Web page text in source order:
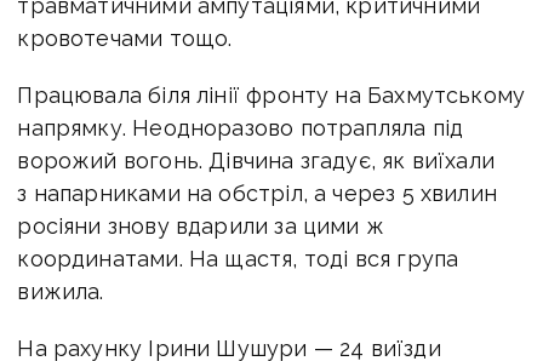
травматичними ампутаціями, критичними
кровотечами тощо.
Працювала біля лінії фронту на Бахмутському
напрямку. Неодноразово потрапляла під
ворожий вогонь. Дівчина згадує, як виїхали
з напарниками на обстріл, а через 5 хвилин
росіяни знову вдарили за цими ж
координатами. На щастя, тоді вся група
вижила.
На рахунку Ірини Шушури — 24 виїзди